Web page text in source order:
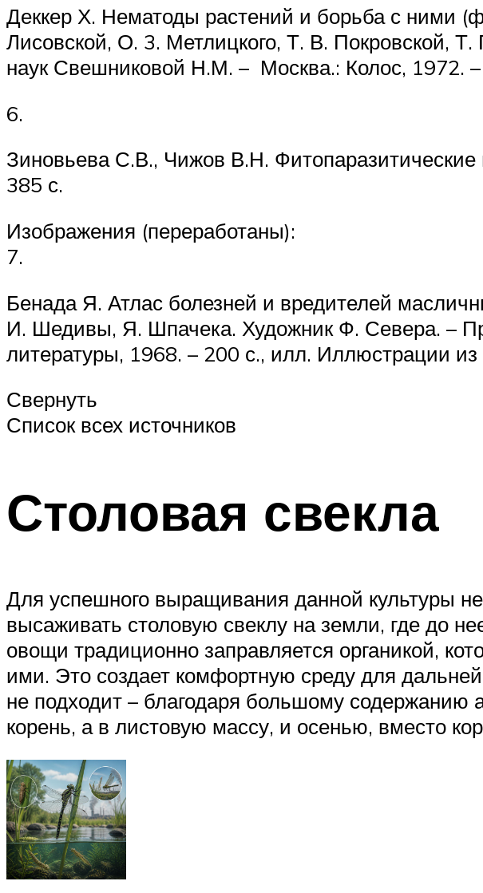
Деккер Х. Нематоды растений и борьба с ними
Лисовской, О. 3. Метлицкого, Т. В. Покровской,
наук Свешниковой Н.М. – Москва.: Колос, 1972.
6.
Зиновьева С.В., Чижов В.Н.
385 с.
Изображения (переработаны):
7.
Бенада Я. Атлас болезней и вредителей
И. Шедивы, Я. Шпачека. Художник Ф. Севера. –
литературы, 1968. – 200 с., илл. Иллюстрации из
Свернуть
Список всех источников
Столовая свекла
Для успешного выращивания данной культуры
высаживать столовую свеклу на земли, где до
овощи традиционно заправляется органикой,
ими. Это создает комфортную среду для
не подходит – благодаря большому содержанию
корень, а в листовую массу, и осенью, вместо